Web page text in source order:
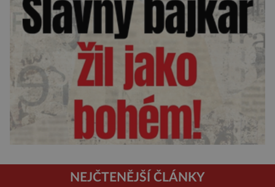
NEJČTENĚJŠÍ ČLÁNKY